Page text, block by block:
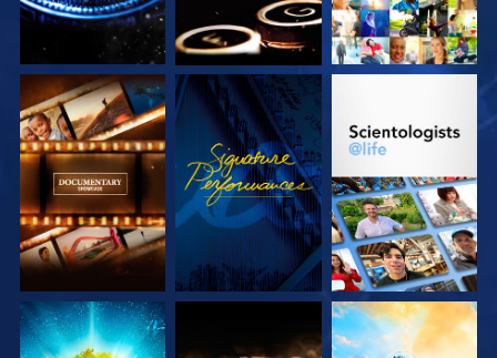
SERIE
ENTDECKEN
ANSEHEN
SERIE